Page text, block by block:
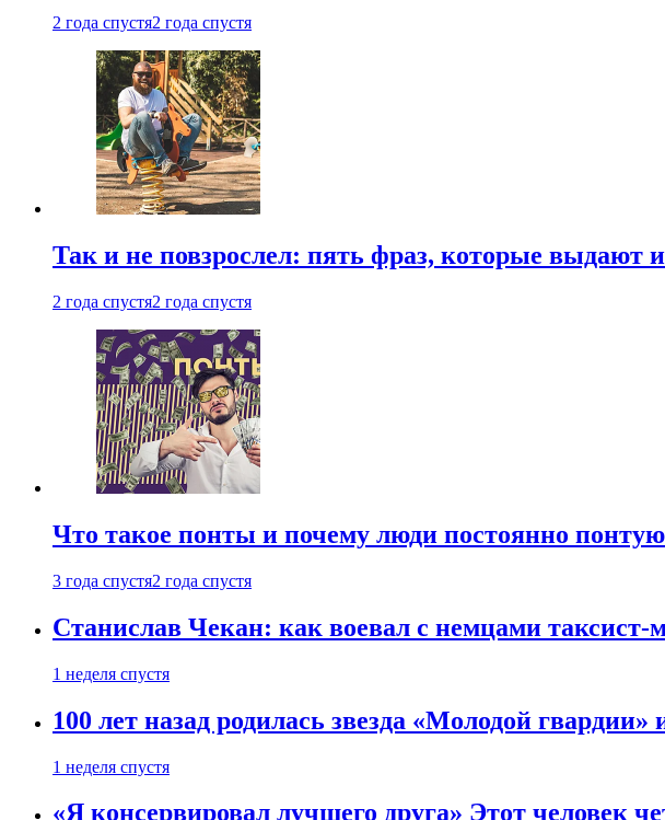
2 года спустя2 года спустя
Так и не повзрослел: пять фраз, которые выдают
2 года спустя2 года спустя
Что такое понты и почему люди постоянно
3 года спустя2 года спустя
Станислав Чекан: как воевал с немцами
1 неделя спустя
100 лет назад родилась звезда «Молодой
1 неделя спустя
«Я консервировал лучшего друга» Этот человек